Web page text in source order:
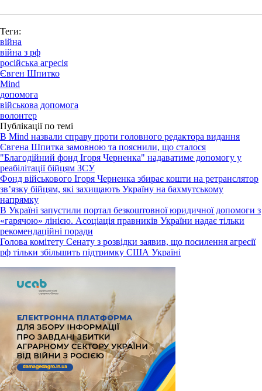
Теги:
війна
війна з рф
російська агресія
Євген Шпитко
Mind
допомога
військова допомога
волонтер
Публікації по темі
В Mind назвали справу проти головного редактора видання
Євгена Шпитка замовною та пояснили, що сталося
"Благодійний фонд Ігоря Черненка" надаватиме допомогу у
реабілітації бійцям ЗСУ
Фонд військового Ігоря Черненка збирає кошти на ретранслятор
зв’язку бійцям, які захищають Україну на бахмутському
напрямку
В Україні запустили портал безкоштовної юридичної допомоги з
«гарячою» лінією. Асоціація правників України надає тільки
рекомендаційні поради
Голова комітету Сенату з розвідки заявив, що посилення агресії
рф тільки збільшить підтримку США Україні